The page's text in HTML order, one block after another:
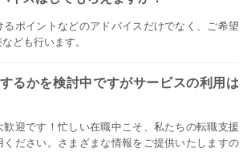
るポイントなどのアドバイスだけでなく、ご希望
ども行います。
るかを検討中ですがサービスの利用は
歓迎です！忙しい在職中こそ、私たちの転職支援
ください。さまざまな情報をご提供いたしますの